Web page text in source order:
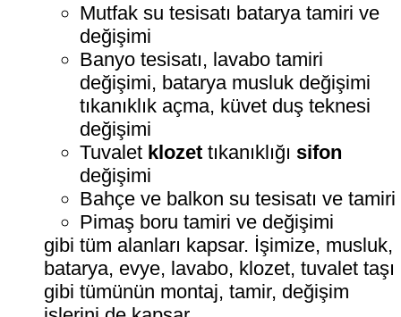
Mutfak su tesisatı batarya tamiri ve
değişimi
Banyo tesisatı, lavabo tamiri
değişimi, batarya musluk değişimi
tıkanıklık açma, küvet duş teknesi
değişimi
Tuvalet klozet tıkanıklığı sifon
değişimi
Bahçe ve balkon su tesisatı ve tamiri
Pimaş boru tamiri ve değişimi
gibi tüm alanları kapsar. İşimize, musluk,
batarya, evye, lavabo, klozet, tuvalet taşı
gibi tümünün montaj, tamir, değişim